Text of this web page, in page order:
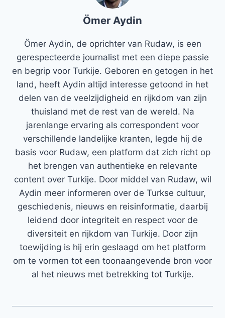
Ömer Aydin
Ömer Aydin, de oprichter van Rudaw, is een
gerespecteerde journalist met een diepe passie
en begrip voor Turkije. Geboren en getogen in het
land, heeft Aydin altijd interesse getoond in het
delen van de veelzijdigheid en rijkdom van zijn
thuisland met de rest van de wereld. Na
jarenlange ervaring als correspondent voor
verschillende landelijke kranten, legde hij de
basis voor Rudaw, een platform dat zich richt op
het brengen van authentieke en relevante
content over Turkije. Door middel van Rudaw, wil
Aydin meer informeren over de Turkse cultuur,
geschiedenis, nieuws en reisinformatie, daarbij
leidend door integriteit en respect voor de
diversiteit en rijkdom van Turkije. Door zijn
toewijding is hij erin geslaagd om het platform
om te vormen tot een toonaangevende bron voor
al het nieuws met betrekking tot Turkije.